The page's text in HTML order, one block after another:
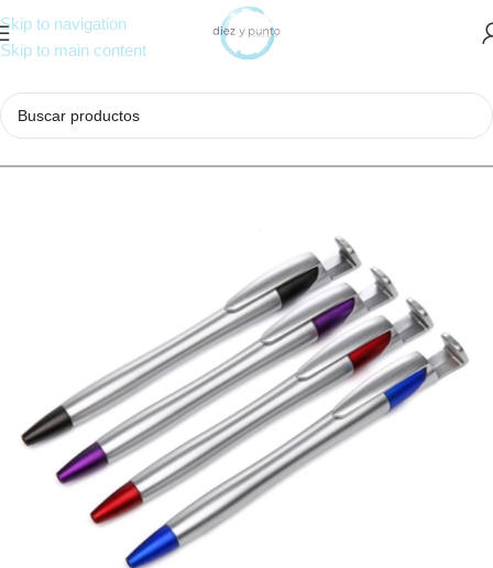
Skip to navigation
Skip to main content